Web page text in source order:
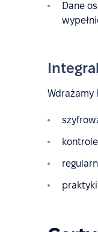
Dane
Wdrażamy